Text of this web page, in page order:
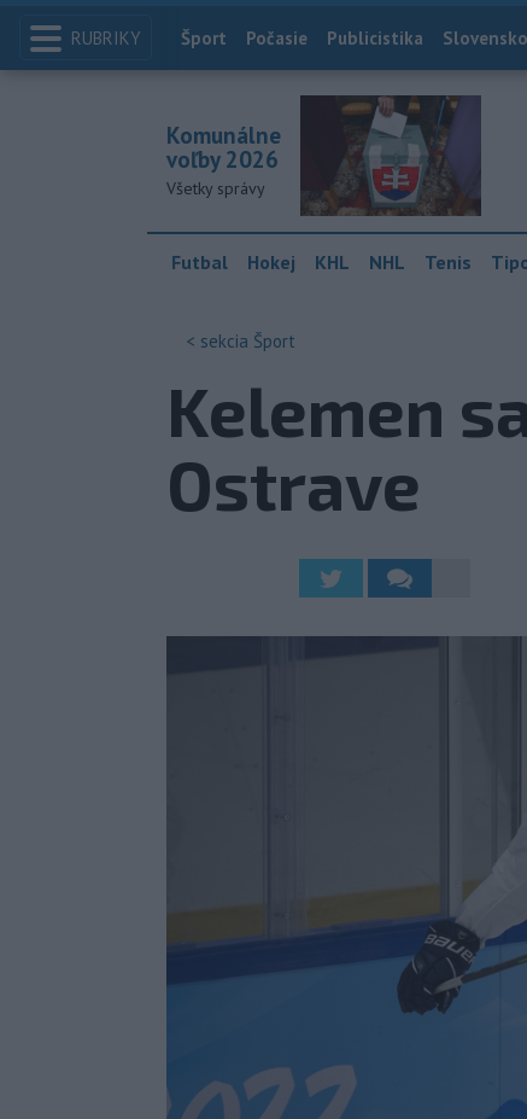
RUBRIKY Index
Šport Počasie Publicistika Slovensko
Komunálne
voľby 2026
Všetky správy
Futbal Hokej KHL NHL Tenis
< sekcia Šport
Kelemen
Ostrave